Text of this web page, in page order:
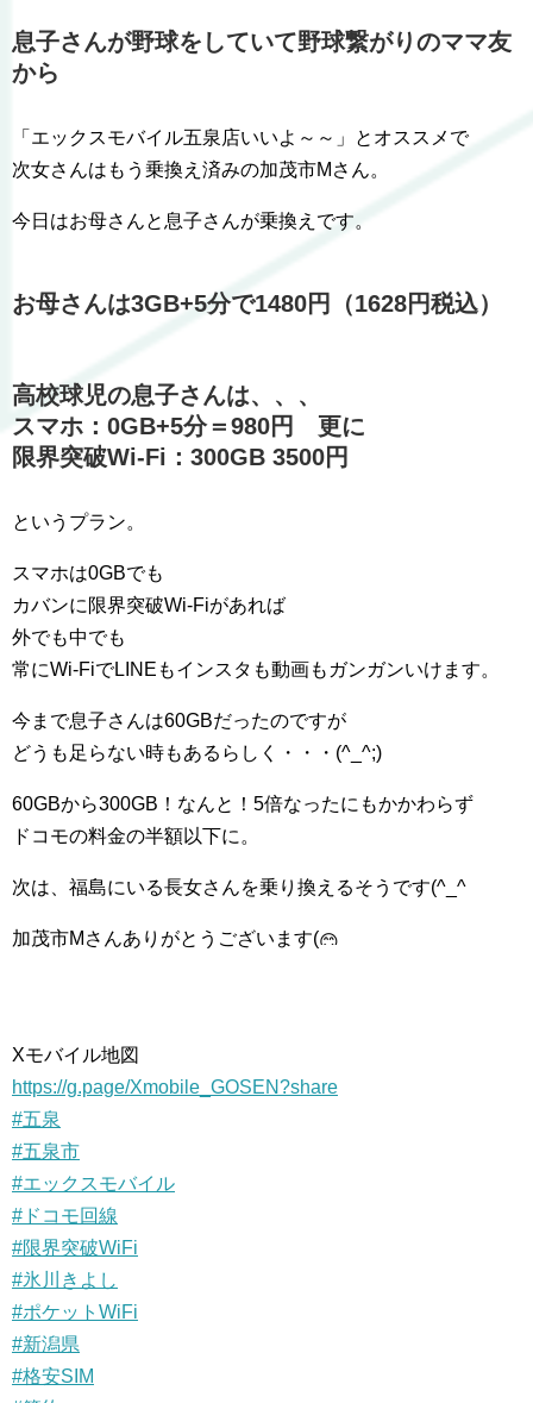
息子さんが野球をしていて野球繋がりのママ友
から
「エックスモバイル五泉店いいよ～～」とオススメで
次女さんはもう乗換え済みの加茂市Mさん。
今日はお母さんと息子さんが乗換えです。
お母さんは3GB+5分で1480円（1628円税込）
高校球児の息子さんは、、、
スマホ：0GB+5分＝980円 更に
限界突破Wi-Fi：300GB 3500円
というプラン。
スマホは0GBでも
カバンに限界突破Wi-Fiがあれば
外でも中でも
常にWi-FiでLINEもインスタも動画もガンガンいけます。
今まで息子さんは60GBだったのですが
どうも足らない時もあるらしく・・・(^_^;)
60GBから300GB！なんと！5倍なったにもかかわらず
ドコモの料金の半額以下に。
次は、福島にいる長女さんを乗り換えるそうです(^_^
加茂市Mさんありがとうございます(
Xモバイル地図
https://g.page/Xmobile_GOSEN?share
#五泉
#五泉市
#エックスモバイル
#ドコモ回線
#限界突破WiFi
#氷川きよし
#ポケットWiFi
#新潟県
#格安SIM